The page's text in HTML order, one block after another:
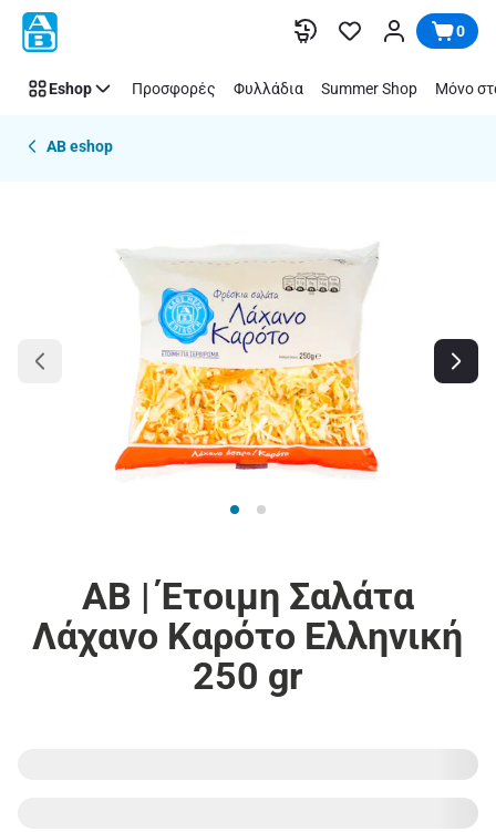
Παράλειψη 0
Eshop Προσφορές Φυλλάδια Summer Shop Μόνο
AB eshop
ΑΒ | Έτοιμη Σαλάτα
Λάχανο Καρότο Ελληνική
250 gr